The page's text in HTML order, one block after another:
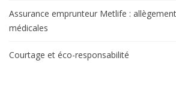
Assurance emprunteur Metlife :
médicales
Courtage et éco-responsabilité